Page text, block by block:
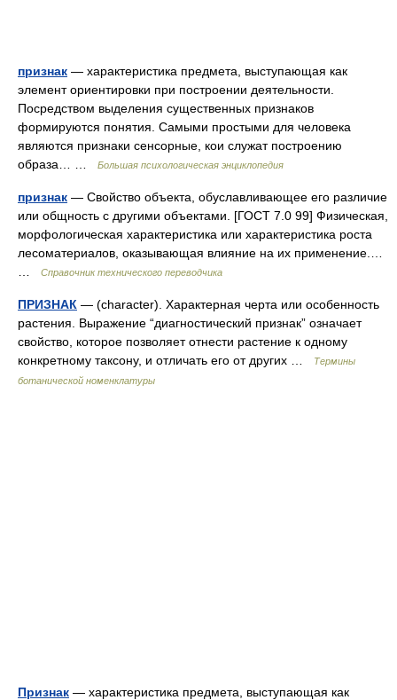
признак — характеристика предмета, выступающая как
элемент ориентировки при построении деятельности.
Посредством выделения существенных признаков
формируются понятия. Самыми простыми для человека
являются признаки сенсорные, кои служат построению
образа… …
Большая психологическая энциклопедия
признак — Свойство объекта, обуславливающее его различие
или общность с другими объектами. [ГОСТ 7.0 99] Физическая,
морфологическая характеристика или характеристика роста
лесоматериалов, оказывающая влияние на их применение.…
Справочник технического переводчика
ПРИЗНАК — (character). Характерная черта или особенность
растения. Выражение “диагностический признак” означает
свойство, которое позволяет отнести растение к одному
конкретному таксону, и отличать его от других …
Термины
ботанической номенклатуры
Признак — характеристика предмета, выступающая как